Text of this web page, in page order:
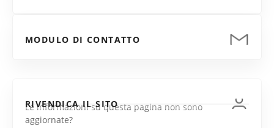
MODULO DI CONTATTO
RIVENDICA IL SITO
Le informazioni su questa pagina non sono
aggiornate?